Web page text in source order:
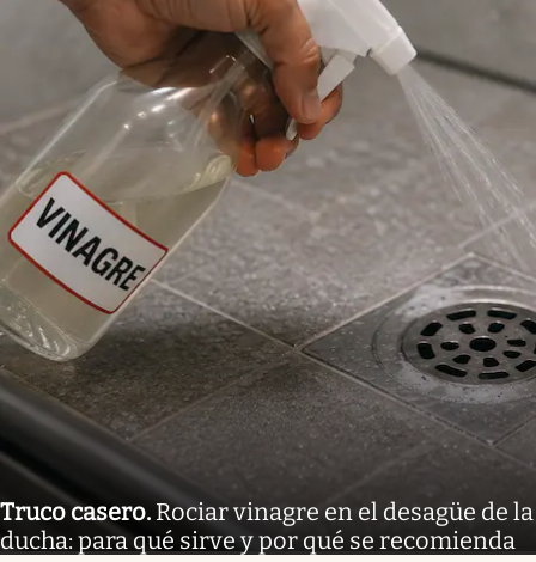
Truco casero. Rociar vinagre en el desagüe de la
ducha: para qué sirve y por qué se recomienda